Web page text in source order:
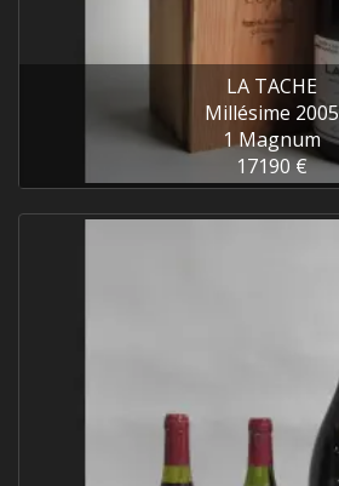
LA TACHE
Millésime 2005
1 Magnum
17190 €